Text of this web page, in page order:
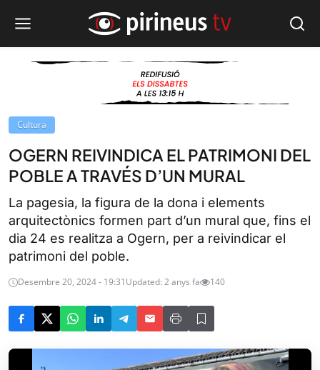
Cultura
OGERN REIVINDICA EL PATRIMONI DEL
POBLE A TRAVÉS D’UN MURAL
La pagesia, la figura de la dona i elements
arquitectònics formen part d’un mural que, fins el
dia 24 es realitza a Ogern, per a reivindicar el
patrimoni del poble.
Desembre 20, 2024 - 19:31Updated: 2 anys fa 140